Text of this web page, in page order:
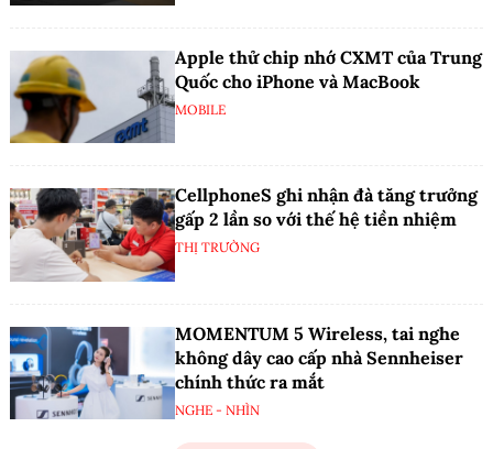
Apple thử chip nhớ CXMT của Trung
Quốc cho iPhone và MacBook
MOBILE
CellphoneS ghi nhận đà tăng trưởng
gấp 2 lần so với thế hệ tiền nhiệm
THỊ TRƯỜNG
MOMENTUM 5 Wireless, tai nghe
không dây cao cấp nhà Sennheiser
chính thức ra mắt
NGHE - NHÌN